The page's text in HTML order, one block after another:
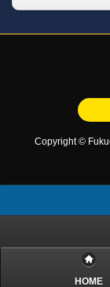
Copyright ©
HOME